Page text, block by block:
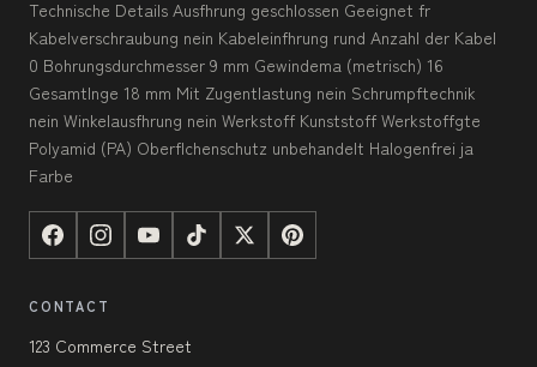
Technische Details Ausfhrung geschlossen Geeignet fr
Kabelverschraubung nein Kabeleinfhrung rund Anzahl der Kabel
0 Bohrungsdurchmesser 9 mm Gewindema (metrisch) 16
Gesamtlnge 18 mm Mit Zugentlastung nein Schrumpftechnik
nein Winkelausfhrung nein Werkstoff Kunststoff Werkstoffgte
Polyamid (PA) Oberflchenschutz unbehandelt Halogenfrei ja
Farbe
CONTACT
123 Commerce Street